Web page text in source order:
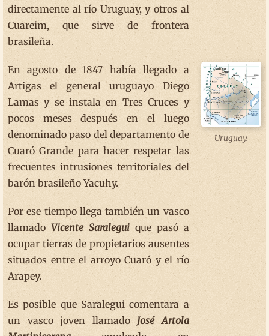
directamente al río Uruguay, y otros al
Cuareim, que sirve de frontera
brasileña.
En agosto de 1847 había llegado a
Artigas el general uruguayo Diego
Lamas y se instala en Tres Cruces y
pocos meses después en el luego
denominado paso del departamento de
Cuaró Grande para hacer respetar las
frecuentes intrusiones territoriales del
barón brasileño Yacuhy.
Por ese tiempo llega también un vasco
llamado Vicente Saraleguique pasó a
ocupar tierras de propietarios ausentes
situados entre el arroyo Cuaró y el río
Arapey.
Es posible que Saralegui comentara a
un vasco joven llamado José Artola
Uruguay.